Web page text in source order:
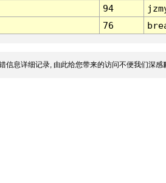
94
76
信息详细记录, 由此给您带来的访问不便我们深感